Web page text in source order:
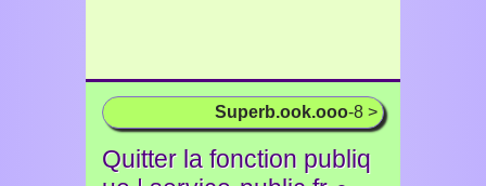
Superb.ook.ooo-8 >
Quitter la fonction publiq